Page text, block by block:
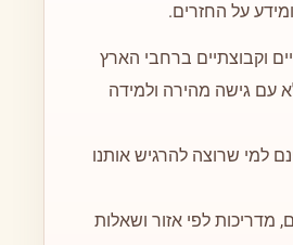
על החזרים.
וקבוצתיים ברחבי הארץ
עם גישה מהירה ולמידה
למי שרוצה להרגיש אותנו
מדריכות לפי אזור ושאלות